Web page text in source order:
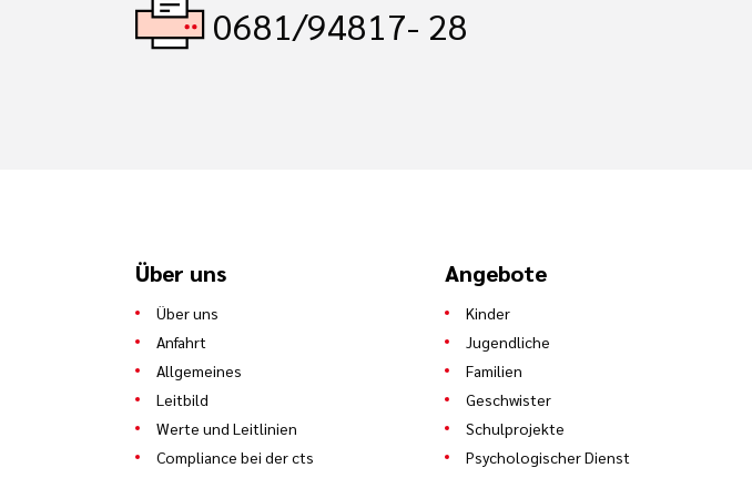
0681/94817- 28
Über uns
Über uns
Anfahrt
Allgemeines
Leitbild
Werte und Leitlinien
Compliance bei der cts
Angebote
Kinder
Jugendliche
Familien
Geschwister
Schulprojekte
Psychologischer Dienst